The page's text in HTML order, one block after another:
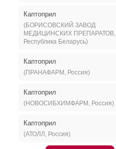
Каптоприл
(БОРИСОВСКИЙ ЗАВОД
МЕДИЦИНСКИХ ПРЕПАРАТОВ,
Республика Беларусь)
Каптоприл
(ПРАНАФАРМ, Россия)
Каптоприл
(НОВОСИБХИМФАРМ, Россия)
Каптоприл
(АТОЛЛ, Россия)